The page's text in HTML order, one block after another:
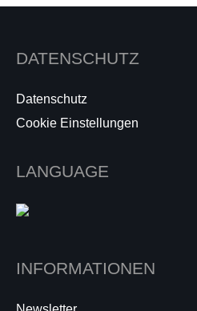
DATENSCHUTZ
Datenschutz
Cookie Einstellungen
LANGUAGE
INFORMATIONEN